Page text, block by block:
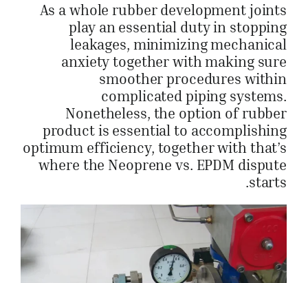
As a whole rubber development joints
play an essential duty in stopping
leakages, minimizing mechanical
anxiety together with making sure
smoother procedures within
complicated piping systems.
Nonetheless, the option of rubber
product is essential to accomplishing
optimum efficiency, together with that’s
where the Neoprene vs. EPDM dispute
starts.